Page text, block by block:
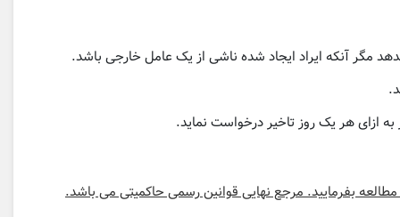
مگر آنکه ایراد ایجاد شده ناشی از یک عامل خارجی باشد.
بفرمایید. مرجع نهایی قوانین رسمی حاکمیتی می باشد.